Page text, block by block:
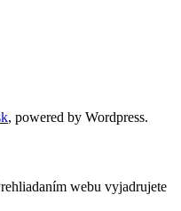
, powered by Wordpress.
webu vyjadrujete